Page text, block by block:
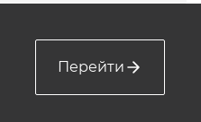
Перейти